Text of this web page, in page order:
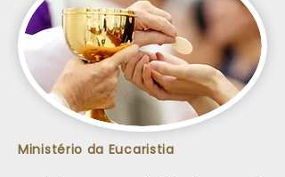
Ministério da Eucaristia